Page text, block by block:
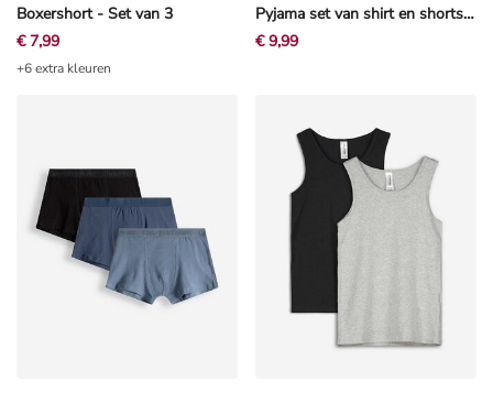
Boxershort - Set van 3
€ 7,99
+6 extra kleuren
Pyjama set van shirt en shorts - SpongeBob SquarePants - Veelkleurig
€ 9,99